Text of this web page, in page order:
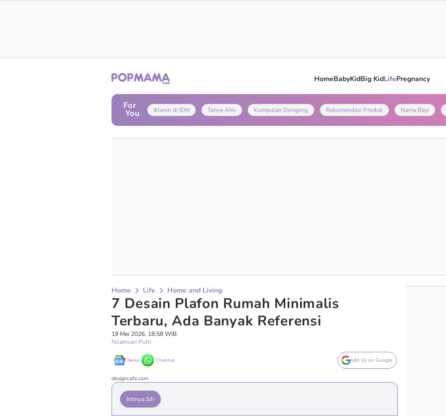
HomeBabyKidBig KidLifePregnancy
For
You Iklanin di IDN Tanya Ahli Kumpulan Dongeng Rekomendasi Produk Nama Bayi
Home Life Home and Living
7 Desain Plafon Rumah Minimalis
Terbaru, Ada Banyak Referensi
19 Mei 2026, 18:58 WIB
Nilamsari Putri
News Channel Add Us on Google
designcafe.com
Intinya Sih